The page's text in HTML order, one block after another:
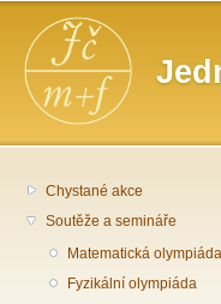
Hlavní menu
Chystané akce
Soutěže a semináře
Matematická olympiáda
Fyzikální olympiáda